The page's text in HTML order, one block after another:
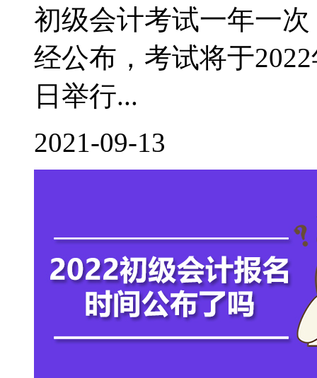
初级会计考试一年一
经公布，考试将于
日举行...
2021-09-13